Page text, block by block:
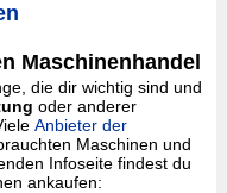
Maschinenhandel
die dir wichtig sind und
oder anderer
Anbieter der
Maschinen und
Infoseite findest du
ankaufen: